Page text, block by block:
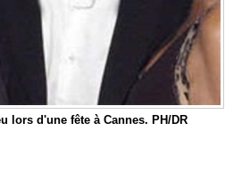
lors d'une fête à Cannes. PH/DR